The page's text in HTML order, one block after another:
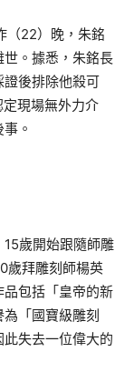
（22）晚，朱銘
。據悉，朱銘長
後排除他殺可
現場無外力介
。
歲開始跟隨師雕
歲拜雕刻師楊英
包括「皇帝的新
「國寶級雕刻
失去一位偉大的